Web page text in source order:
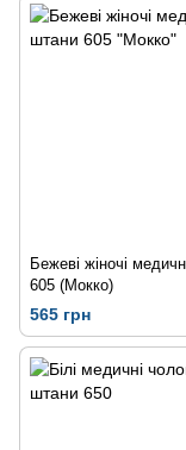
Бежеві жіночі
605 (Мокко)
565 грн